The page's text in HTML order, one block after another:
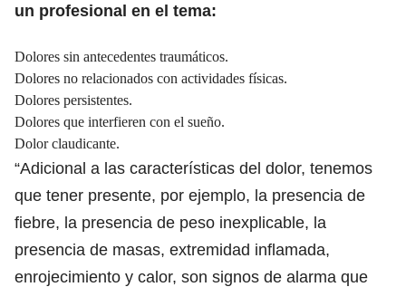
un profesional en el tema:
Dolores sin antecedentes traumáticos.
Dolores no relacionados con actividades físicas.
Dolores persistentes.
Dolores que interfieren con el sueño.
Dolor claudicante.
“Adicional a las características del dolor, tenemos
que tener presente, por ejemplo, la presencia de
fiebre, la presencia de peso inexplicable, la
presencia de masas, extremidad inflamada,
enrojecimiento y calor, son signos de alarma que